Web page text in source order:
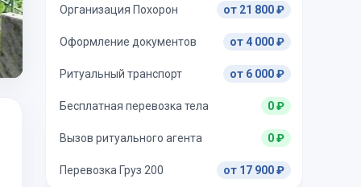
Организация Похорон от 21 800 ₽
Оформление документов от 4 000 ₽
Ритуальный транспорт от 6 000 ₽
Бесплатная перевозка тела 0 ₽
Вызов ритуального агента 0 ₽
Перевозка Груз 200 от 17 900 ₽